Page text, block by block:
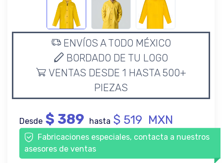
ENVÍOS A TODO MÉXICO
BORDADO DE TU LOGO
VENTAS DESDE 1 HASTA 500+
PIEZAS
Desde $ 389 hasta $ 519 MXN
Fabricaciones especiales, contacta a nuestros
asesores de ventas